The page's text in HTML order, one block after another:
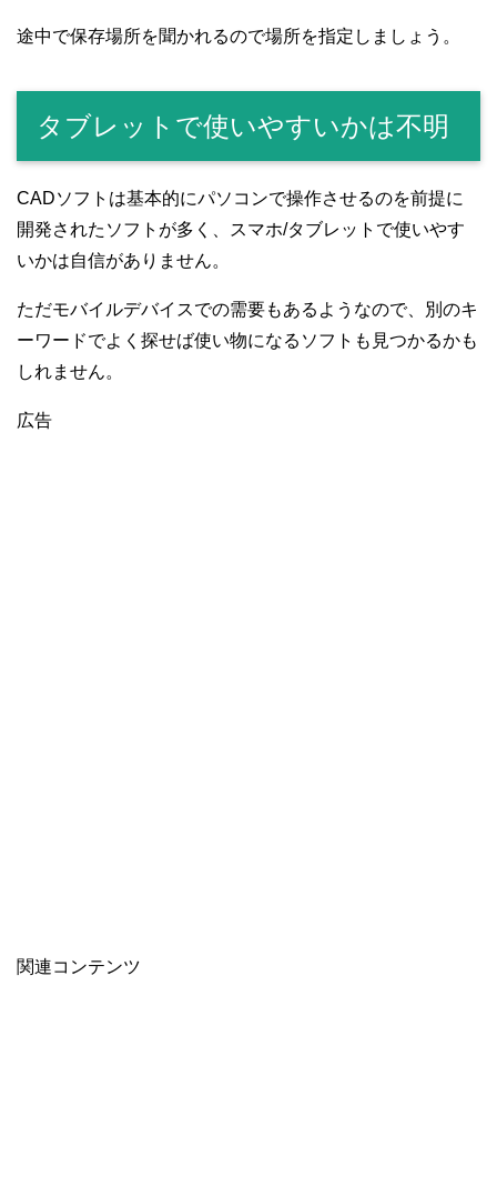
途中で保存場所を聞かれるので場所を指定しましょう。
タブレットで使いやすいかは不明
CADソフトは基本的にパソコンで操作させるのを前提に
開発されたソフトが多く、スマホ/タブレットで使いやす
いかは自信がありません。
ただモバイルデバイスでの需要もあるようなので、別のキ
ーワードでよく探せば使い物になるソフトも見つかるかも
しれません。
広告
関連コンテンツ